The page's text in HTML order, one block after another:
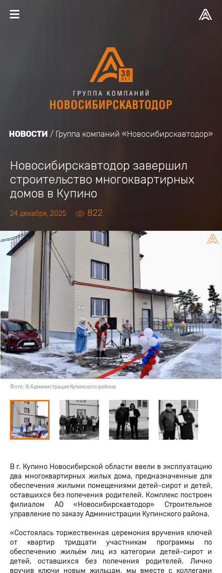
НОВОСТИ Группа компаний «Новосибирскавтодор»
Новосибирскавтодор завершил
строительство многоквартирных
домов в Купино
24 декабря, 2025 822
Фото: © Администрация Купинского района
В г. Купино Новосибирской области ввели в эксплуатацию
два многоквартирных жилых дома, предназначенные для
обеспечения жилыми помещениями детей-сирот и детей,
оставшихся без попечения родителей. Комплекс построен
филиалом АО «Новосибирскавтодор» Строительное
управление по заказу Администрации Купинского района.
«Состоялась торжественная церемония вручения ключей
от квартир тридцати участникам программы по
обеспечению жильём лиц из категории детей-сирот и
детей, оставшихся без попечения родителей. Лично
вручив ключи новым жильцам, мы вместе с коллегами